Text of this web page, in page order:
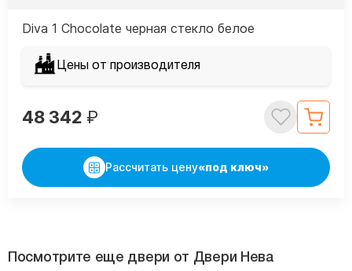
Diva 1 Chocolate черная стекло белое
Цены от производителя
48 342 ₽
Рассчитать цену«под ключ»
Посмотрите еще двери от Двери Нева